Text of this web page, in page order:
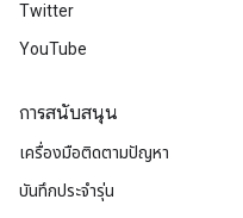
Twitter
YouTube
การสนับสนุน
เครื่องมือติดตามปัญหา
บันทึกประจำรุ่น